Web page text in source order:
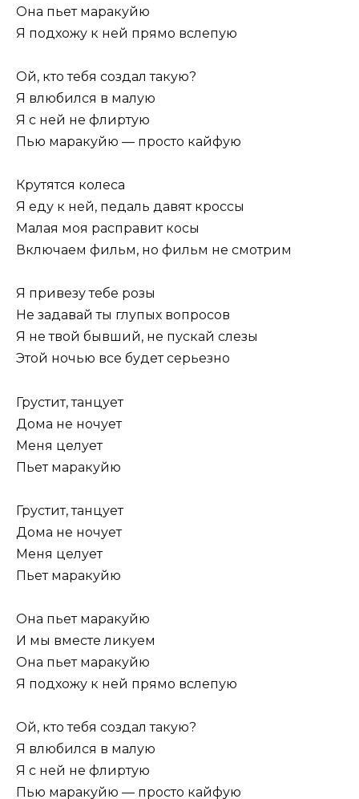
Она пьет маракуйю
Я подхожу к ней прямо вслепую
Ой, кто тебя создал такую?
Я влюбился в малую
Я с ней не флиртую
Пью маракуйю — просто кайфую
Крутятся колеса
Я еду к ней, педаль давят кроссы
Малая моя расправит косы
Включаем фильм, но фильм не смотрим
Я привезу тебе розы
Не задавай ты глупых вопросов
Я не твой бывший, не пускай слезы
Этой ночью все будет серьезно
Грустит, танцует
Дома не ночует
Меня целует
Пьет маракуйю
Грустит, танцует
Дома не ночует
Меня целует
Пьет маракуйю
Она пьет маракуйю
И мы вместе ликуем
Она пьет маракуйю
Я подхожу к ней прямо вслепую
Ой, кто тебя создал такую?
Я влюбился в малую
Я с ней не флиртую
Пью маракуйю — просто кайфую